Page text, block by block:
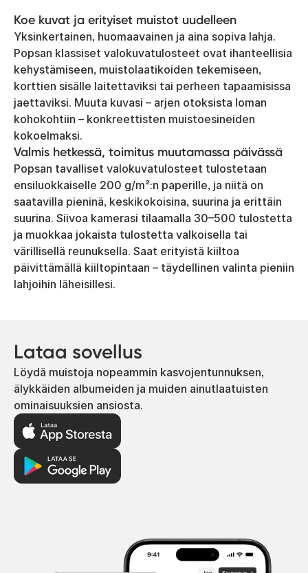
Koe kuvat ja erityiset muistot uudelleen
Yksinkertainen, huomaavainen ja aina sopiva lahja.
Popsan klassiset valokuvatulosteet ovat ihanteellisia
kehystämiseen, muistolaatikoiden tekemiseen,
korttien sisälle laitettaviksi tai perheen tapaamisissa
jaettaviksi. Muuta kuvasi – arjen otoksista loman
kohokohtiin – konkreettisten muistoesineiden
kokoelmaksi.
Valmis hetkessä, toimitus muutamassa päivässä
Popsan tavalliset valokuvatulosteet tulostetaan
ensiluokkaiselle 200 g/m²:n paperille, ja niitä on
saatavilla pieninä, keskikokoisina, suurina ja erittäin
suurina. Siivoa kamerasi tilaamalla 30–500 tulostetta
ja muokkaa jokaista tulostetta valkoisella tai
värillisellä reunuksella. Saat erityistä kiiltoa
päivittämällä kiiltopintaan – täydellinen valinta pieniin
lahjoihin läheisillesi.
Lataa sovellus
Löydä muistoja nopeammin kasvojentunnuksen,
älykkäiden albumeiden ja muiden ainutlaatuisten
ominaisuuksien ansiosta.